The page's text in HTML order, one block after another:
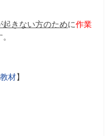
きない方のために作業
材】